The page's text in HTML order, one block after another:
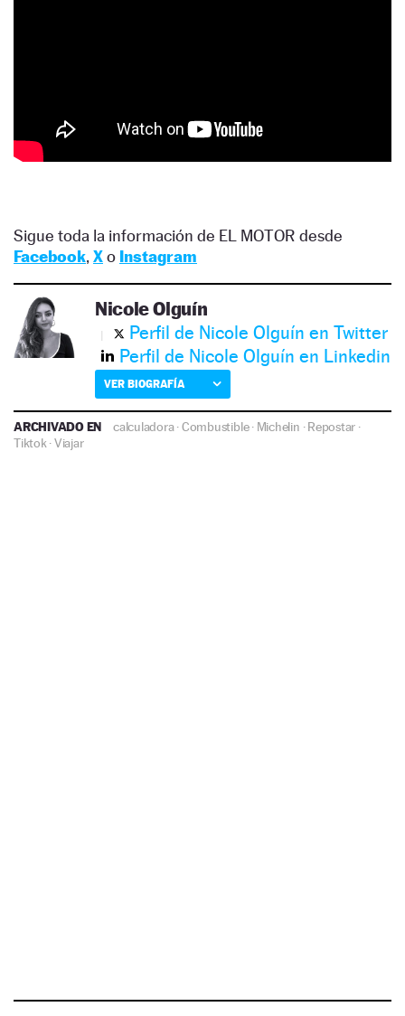
Sigue toda la información de EL MOTOR desde
Facebook, Xo Instagram
Nicole Olguín
Perfil de Nicole Olguín en Twitter
Perfil de Nicole Olguín en Linkedin
VER BIOGRAFÍA
ARCHIVADO EN calculadora·Combustible· Michelin ·Repostar ·
Tiktok ·Viajar